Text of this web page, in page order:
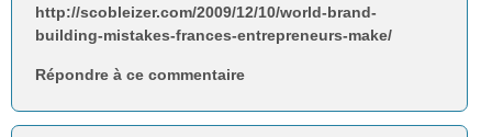
http://scobleizer.com/2009/12/10/world-brand-
building-mistakes-frances-entrepreneurs-make/
Répondre à ce commentaire